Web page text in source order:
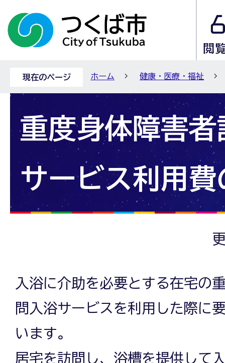
現在のページ ホーム 健康・医療・福祉
重度身体障害者
サービス利用費
入浴に介助を必要とする在宅の
問入浴サービスを利用した際に
います。
居宅を訪問し、浴槽を提供して